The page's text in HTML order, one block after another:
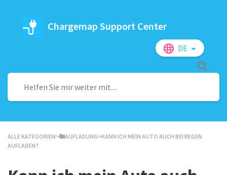
Chargemap Support Center
DE
ALLE KATEGORIEN​>​ ​AUFLADUNG​>​ KANN ICH MEIN AUTO AUCH BEI REGEN
AUFLADEN?